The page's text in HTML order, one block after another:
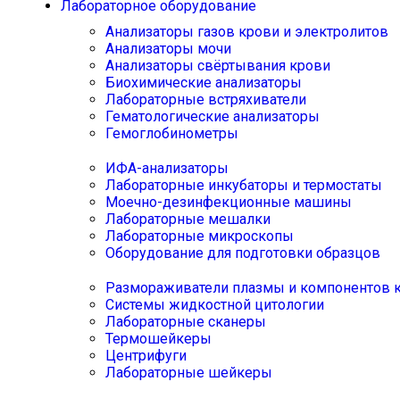
Лабораторное оборудование
Анализаторы газов крови и электролитов
Анализаторы мочи
Анализаторы свёртывания крови
Биохимические анализаторы
Лабораторные встряхиватели
Гематологические анализаторы
Гемоглобинометры
ИФА-анализаторы
Лабораторные инкубаторы и термостаты
Моечно-дезинфекционные машины
Лабораторные мешалки
Лабораторные микроскопы
Оборудование для подготовки образцов
Размораживатели плазмы и компонентов
Системы жидкостной цитологии
Лабораторные сканеры
Термошейкеры
Центрифуги
Лабораторные шейкеры